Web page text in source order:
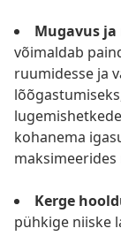
Mugavus
võimaldab
ruumidesse ja
kohanema
Kerge
pühkige niiske